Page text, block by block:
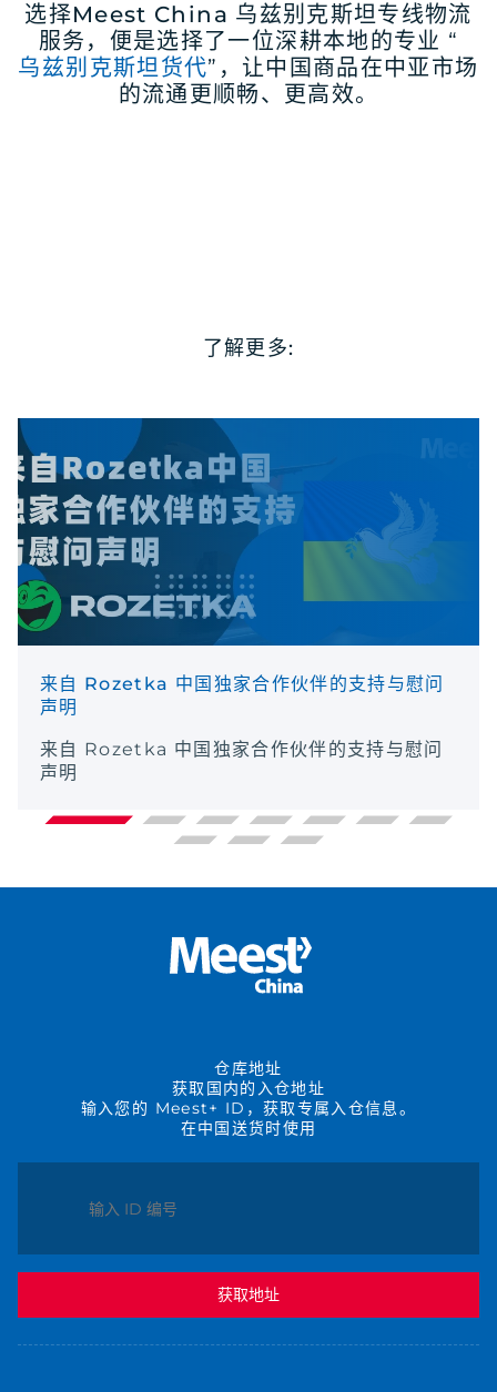
选择Meest China 乌兹别克斯坦专线物流
服务 ，便是选择了一位深耕本地的专业 “
乌兹别克斯坦货代”，让中国商品在中亚市场
的流通更顺畅、更高效。
了解更多:
来自 Rozetka 中国独家合作伙伴的支持与慰问
声明
来自 Rozetka 中国独家合作伙伴的支持与慰问
声明
仓库地址
获取国内的入仓地址
输入您的 Meest+ ID，获取专属入仓信息。
在中国送货时使用
获取地址